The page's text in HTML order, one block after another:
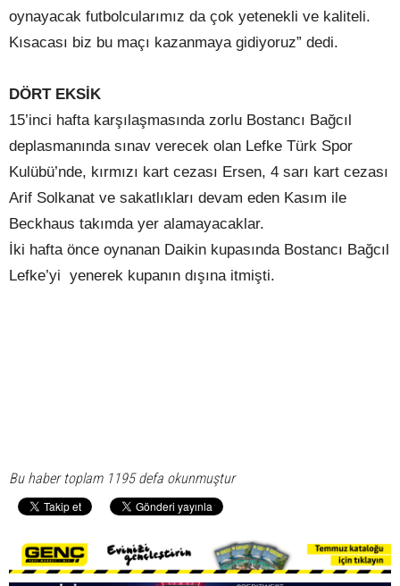
oynayacak futbolcularımız da çok yetenekli ve kaliteli.
Kısacası biz bu maçı kazanmaya gidiyoruz” dedi.
DÖRT EKSİK
15’inci hafta karşılaşmasında zorlu Bostancı Bağcıl
deplasmanında sınav verecek olan Lefke Türk Spor
Kulübü’nde, kırmızı kart cezası Ersen, 4 sarı kart cezası
Arif Solkanat ve sakatlıkları devam eden Kasım ile
Beckhaus takımda yer alamayacaklar.
İki hafta önce oynanan Daikin kupasında Bostancı Bağcıl
Lefke’yi yenerek kupanın dışına itmişti.
Bu haber toplam 1195 defa okunmuştur